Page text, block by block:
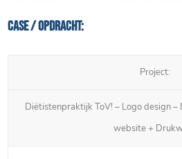
Case / Opdracht:
Project:
Diëtistenpraktijk ToV! – Logo design
website +